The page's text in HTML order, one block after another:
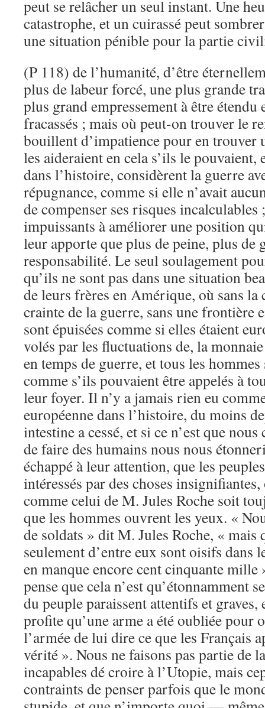
peut se relâcher un seul instant. Une
catastrophe, et un cuirassé peut
une situation pénible pour la partie
(P 118) de l’humanité, d’être
plus de labeur forcé, une plus grande
plus grand empressement à être étendu
fracassés ; mais où peut-on trouver le
bouillent d’impatience pour en trouver
les aideraient en cela s’ils le
dans l’histoire, considèrent la guerre
répugnance, comme si elle n’avait
de compenser ses risques incalculables
impuissants à améliorer une position
leur apporte que plus de peine, plus de
responsabilité. Le seul soulagement
qu’ils ne sont pas dans une situation
de leurs frères en Amérique, où sans
crainte de la guerre, sans une frontière
sont épuisées comme si elles étaient
volés par les fluctuations de, la
en temps de guerre, et tous les
comme s’ils pouvaient être appelés à
leur foyer. Il n’y a jamais rien eu
européenne dans l’histoire, du moins
intestine a cessé, et si ce n’est que
de faire des humains nous nous
échappé à leur attention, que les
intéressés par des choses
comme celui de M. Jules Roche soit
que les hommes ouvrent les yeux. «
de soldats » dit M. Jules Roche, « mais
seulement d’entre eux sont oisifs dans
en manque encore cent cinquante mille
pense que cela n’est qu’étonnamment
du peuple paraissent attentifs et graves,
profite qu’une arme a été oubliée pour
l’armée de lui dire ce que les Français
vérité ». Nous ne faisons pas partie de
incapables dé croire à l’Utopie, mais
contraints de penser parfois que le